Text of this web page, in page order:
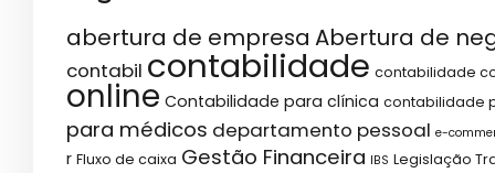
abertura de empresa Abertura de
contabil contabilidade contabilidade
online Contabilidade para clínica contabilidade
para médicos departamento pessoal e-
r Fluxo de caixa Gestão Financeira IBS Legislação